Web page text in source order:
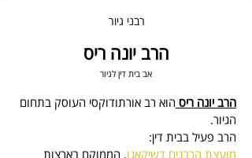
רבני גיור
הרב יונה ריס
אב בית דין לגיור
הרב יונה ריס הוא רב אורתודוקסי העוסק בתחום
הגיור.
הרב פעיל בבית דין:
מועצת הרבנים דשיקאגו, הממוקם בארצות